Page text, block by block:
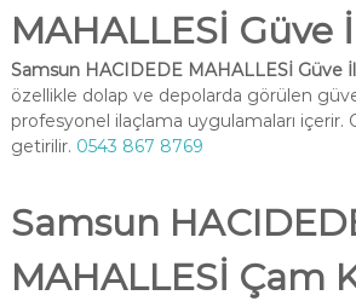
MAHALLESİ Güve
Samsun HACIDEDE MAHALLESİ Güve
özellikle dolap ve depolarda görülen güve
profesyonel ilaçlama uygulamaları içerir.
getirilir. 0543 867 8769
Samsun
MAHALLESİ Çam